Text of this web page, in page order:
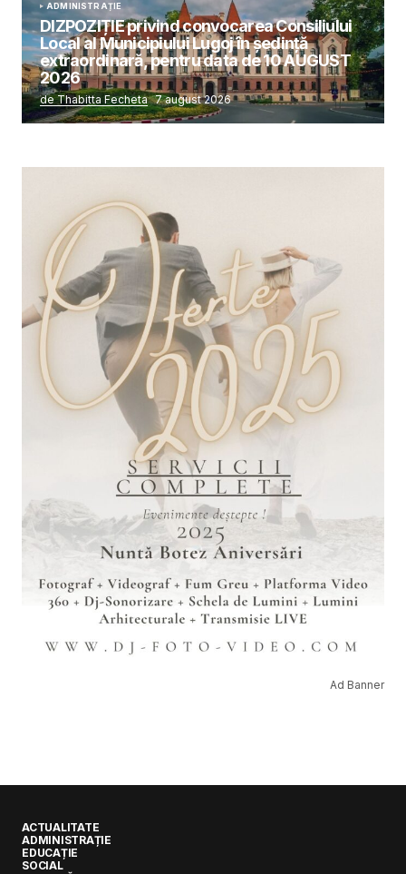
ADMINISTRAȚIE
DIZPOZIȚIE privind convocarea Consiliului
Local al Municipiului Lugoj în şedinţă
extraordinară, pentru data de 10 AUGUST
2026
de Thabitta Fecheta 7 august 2026
Ad Banner
ACTUALITATE
ADMINISTRAȚIE
EDUCAȚIE
SOCIAL